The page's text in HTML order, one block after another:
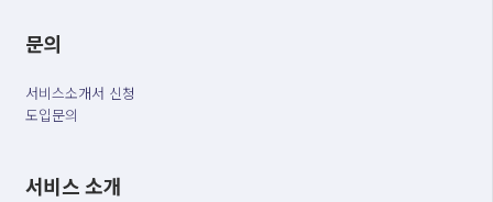
문의
서비스소개서 신청
도입문의
서비스 소개